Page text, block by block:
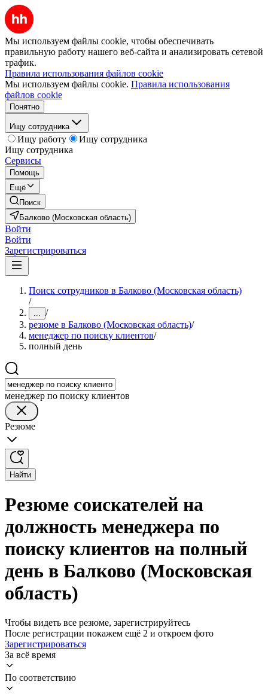
Мы используем файлы cookie, чтобы обеспечивать
правильную работу нашего веб-сайта и анализировать сетевой
трафик.
Правила использования файлов cookie
Мы используем файлы cookie. Правила использования
файлов cookie
Понятно
Ищу сотрудника
Ищу работу
Ищу сотрудника
Ищу сотрудника
Сервисы
Помощь
Ещё
Поиск
Балково (Московская область)
Войти
Войти
Зарегистрироваться
Поиск сотрудников в Балково (Московская область)
/
... /
резюме в Балково (Московская область)/
менеджер по поиску клиентов/
полный день
менеджер по поиску клиентов
Резюме
Найти
Резюме соискателей на
должность менеджера по
поиску клиентов на полный
день в Балково (Московская
область)
Чтобы видеть все резюме, зарегистрируйтесь
После регистрации покажем ещё 2 и откроем фото
Зарегистрироваться
За всё время
По соответствию